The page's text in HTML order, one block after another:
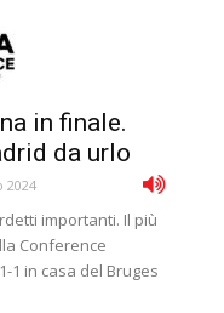
in finale.
da urlo
2024
importanti. Il più
Conference
1 in casa del Bruges